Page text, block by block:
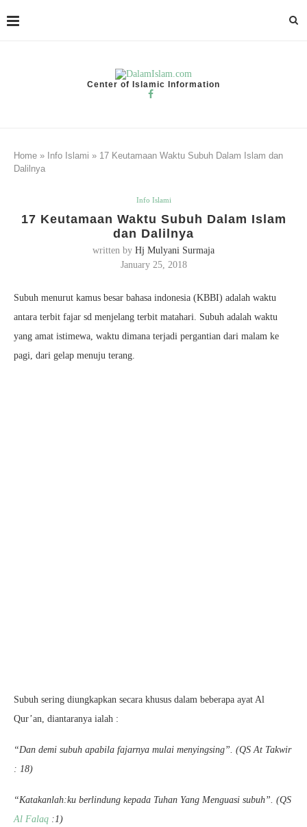
Center of Islamic Information
Home » Info Islami » 17 Keutamaan Waktu Subuh Dalam Islam dan
Dalilnya
Info Islami
17 Keutamaan Waktu Subuh Dalam Islam
dan Dalilnya
written by Hj Mulyani Surmaja
January 25, 2018
Subuh menurut kamus besar bahasa indonesia (KBBI) adalah waktu
antara terbit fajar sd menjelang terbit matahari. Subuh adalah waktu
yang amat istimewa, waktu dimana terjadi pergantian dari malam ke
pagi, dari gelap menuju terang.
Subuh sering diungkapkan secara khusus dalam beberapa ayat Al
Qur’an, diantaranya ialah :
“Dan demi subuh apabila fajarnya mulai menyingsing”. (QS At Takwir
: 18)
“Katakanlah:ku berlindung kepada Tuhan Yang Menguasi subuh”. (QS
Al Falaq :1)